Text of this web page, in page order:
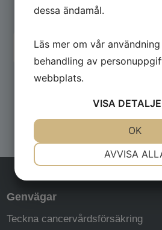
cancerprevention direkt
Jag godkänner Alivias
Genvägar
Teckna cancervårdsförsäkring
dessa ändamål.
Läs mer om vår
behandling av
webbplats.
VISA
AVVISA
OK